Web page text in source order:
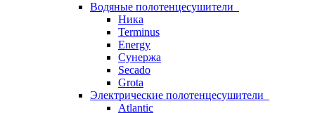
Водяные полотенцесушители
Ника
Terminus
Energy
Сунержа
Secado
Grota
Электрические полотенцесушители
Atlantic